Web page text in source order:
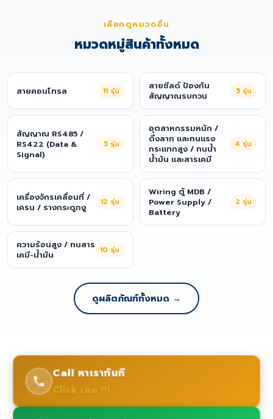
เลือกดูหมวดอื่น
หมวดหมู่สินค้าทั้งหมด
สายคอนโทรล 11 รุ่น
สายชีลด์ ป้องกัน
สัญญาณรบกวน
5 รุ่น
สัญญาณ RS485 /
RS422 (Data &
Signal)
5 รุ่น
อุตสาหกรรมหนัก /
ดึงลาก และทนแรง
กระแทกสูง / ทนน้ำ
น้ำมัน และสารเคมี
4 รุ่น
เครื่องจักรเคลื่อนที่ /
เครน / รางกระดูกงู
12 รุ่น
Wiring ตู้ MDB /
Power Supply /
Battery
2 รุ่น
ความร้อนสูง / ทนสาร
เคมี-น้ำมัน
10 รุ่น
ดูผลิตภัณฑ์ทั้งหมด →
Call หาเราทันที
Click เลย !!!